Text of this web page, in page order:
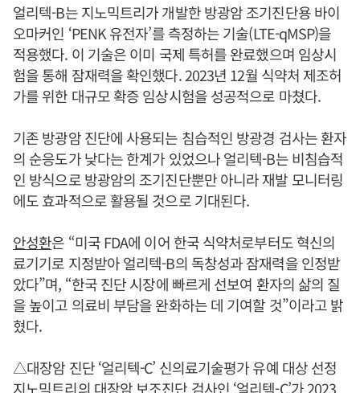
얼리텍-B는 지노믹트리가 개발한 방광암 조기진단용 바이
오마커인 ‘PENK 유전자’를 측정하는 기술(LTE-qMSP)을
적용했다. 이 기술은 이미 국제 특허를 완료했으며 임상시
험을 통해 잠재력을 확인했다. 2023년 12월 식약처 제조허
가를 위한 대규모 확증 임상시험을 성공적으로 마쳤다.
기존 방광암 진단에 사용되는 침습적인 방광경 검사는 환자
의 순응도가 낮다는 한계가 있었으나 얼리텍-B는 비침습적
인 방식으로 방광암의 조기진단뿐만 아니라 재발 모니터링
에도 효과적으로 활용될 것으로 기대된다.
안성환은 “미국 FDA에 이어 한국 식약처로부터도 혁신의
료기기로 지정받아 얼리텍-B의 독창성과 잠재력을 인정받
았다”며, “한국 진단 시장에 빠르게 선보여 환자의 삶의 질
을 높이고 의료비 부담을 완화하는 데 기여할 것”이라고 밝
혔다.
△대장암 진단 ‘얼리텍-C’ 신의료기술평가 유예 대상 선정
지노믹트리의 대장암 보조진단 검사인 ‘얼리텍-C’가 2023